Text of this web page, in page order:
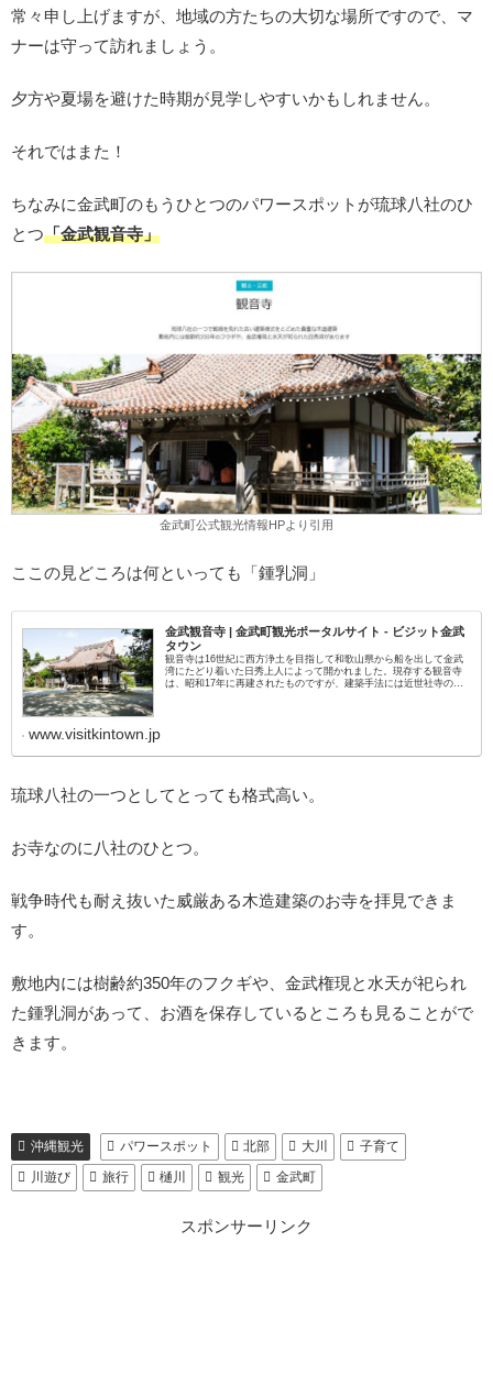
常々申し上げますが、地域の方たちの大切な場所ですので、マ
ナーは守って訪れましょう。
夕方や夏場を避けた時期が見学しやすいかもしれません。
それではまた！
ちなみに金武町のもうひとつのパワースポットが琉球八社のひ
とつ「金武観音寺」
金武町公式観光情報HPより引用
ここの見どころは何といっても「鍾乳洞」
金武観音寺 | 金武町観光ポータルサイト - ビジット金武
タウン
観音寺は16世紀に西方浄土を目指して和歌山県から船を出して金武
湾にたどり着いた日秀上人によって開かれました。現存する観音寺
は、昭和17年に再建されたものですが、建築手法には近世社寺の手
www.visitkintown.jp
琉球八社の一つとしてとっても格式高い。
お寺なのに八社のひとつ。
戦争時代も耐え抜いた威厳ある木造建築のお寺を拝見できま
す。
敷地内には樹齢約350年のフクギや、金武権現と水天が祀られ
た鍾乳洞があって、お酒を保存しているところも見ることがで
きます。
沖縄観光 パワースポット 北部 大川
子育て
川遊び
旅行 樋川 観光 金武町
スポンサーリンク